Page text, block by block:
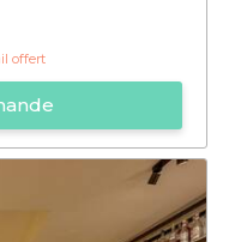
offert